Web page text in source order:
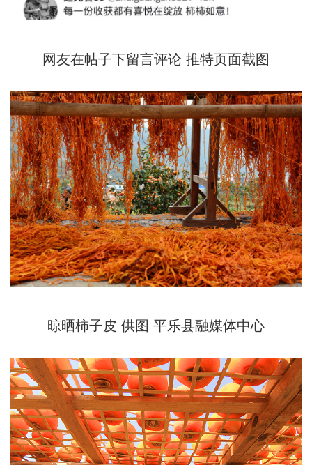
网友在帖子下留言评论 推特页面截图
晾晒柿子皮 供图 平乐县融媒体中心